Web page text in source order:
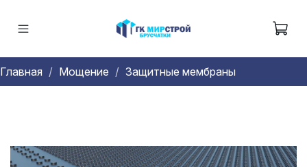
Главная Мощение Защитные мембраны